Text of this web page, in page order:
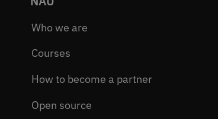
Who we are
Courses
How to become a partner
Open source